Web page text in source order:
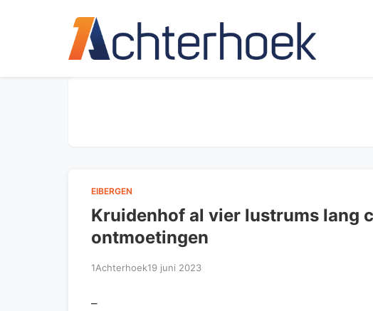
EIBERGEN
Kruidenhof al vier lustrums lang
ontmoetingen
1Achterhoek19 juni 2023
–